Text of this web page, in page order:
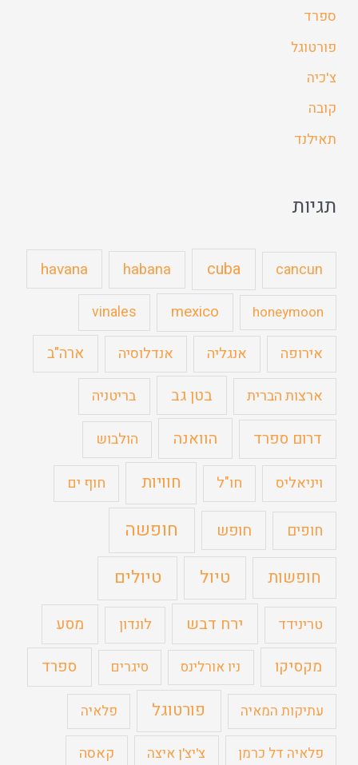
ספרד
פורטוגל
צ'כיה
קובה
תאילנד
תגיות
cancun
cuba
habana
havana
honeymoon
mexico
vinales
אירופה
אנגליה אנדלוסיה ארה"ב
ארצות הברית בטן גב בריטניה
דרום ספרד הוואנה הולבוש
ויניאליס חו"ל חוויות חוף ים
חופים חופש חופשה
חופשות טיול טיולים
טרינידד ירח דבש לונדון
מסע
מקסיקו
ניו אורלינס סיגרים ספרד
עתיקות המאיה פורטוגל פלאיה
פלאיה דל כרמן צ'יצ'ן איצה קאסה